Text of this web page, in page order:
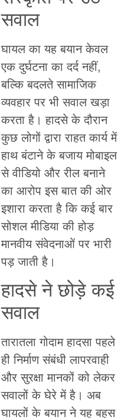
सवाल
घायल का यह बयान केवल
एक दुर्घटना का दर्द नहीं,
बल्कि बदलते सामाजिक
व्यवहार पर भी सवाल खड़ा
करता है। हादसे के दौरान
कुछ लोगों द्वारा राहत कार्य में
हाथ बंटाने के बजाय मोबाइल
से वीडियो और रील बनाने
का आरोप इस बात की ओर
इशारा करता है कि कई बार
सोशल मीडिया की होड़
मानवीय संवेदनाओं पर भारी
पड़ जाती है।
हादसे ने छोड़े कई
सवाल
तारातला गोदाम हादसा पहले
ही निर्माण संबंधी लापरवाही
और सुरक्षा मानकों को लेकर
सवालों के घेरे में है। अब
घायलों के बयान ने यह बहस